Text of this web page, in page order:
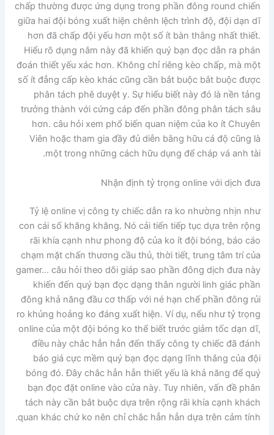
chấp thường được ứng dụng trong phần đông round chiến
giữa hai đội bóng xuất hiện chênh lệch trình độ, đội dạn dĩ
hơn đã chấp đội yếu hơn một số ít bàn thắng nhất thiết.
Hiểu rõ dụng nắm này đã khiến quý bạn đọc dẫn ra phán
đoán thiết yếu xác hơn. Không chỉ riêng kèo chấp, mà một
số ít đẳng cấp kèo khác cũng cần bắt buộc bắt buộc được
phân tách phê duyệt y. Sự hiểu biết này đó là nền tảng
trưởng thành với cứng cáp đến phần đông phân tách sâu
hơn. câu hỏi xem phổ biến quan niệm của ko ít Chuyên
Viên hoặc tham gia đầy đủ diễn bằng hữu cá độ cũng là
một trong những cách hữu dụng để cháp vá anh tài.
Nhận định tỷ trọng online với dịch đưa
Tỷ lệ online vị công ty chiếc dẫn ra ko nhường nhịn như
con cái số khăng khăng. Nó cải tiến tiếp tục dựa trên rộng
rãi khía cạnh như phong độ của ko ít đội bóng, báo cáo
chạm mặt chấn thương cầu thủ, thời tiết, trung tâm trí của
gamer… câu hỏi theo dõi giáp sao phần đông dịch đưa này
khiến đến quý bạn đọc dạng thân người linh giác phần
đông khả năng đầu cơ thấp với né hạn chế phần đông rủi
ro khủng hoảng ko đáng xuất hiện. Ví dụ, nếu như tỷ trọng
online của một đội bóng ko thể biết trước giảm tốc dạn dĩ,
điều này chắc hẳn hẳn đến thấy công ty chiếc đã đánh
báo giá cực mềm quý bạn đọc dạng lĩnh thắng của đội
bóng đó. Đây chắc hẳn hẳn thiết yếu là khả năng để quý
bạn đọc đặt online vào cửa này. Tuy nhiên, vấn đề phân
tách này cần bắt buộc dựa trên rộng rãi khía cạnh khách
quan khác chứ ko nên chỉ chắc hẳn hẳn dựa trên cảm tính.